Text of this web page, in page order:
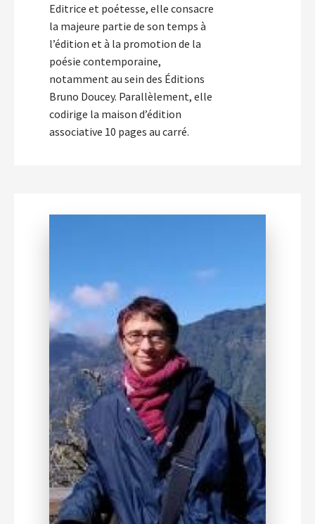
Editrice et poétesse, elle consacre
la majeure partie de son temps à
l’édition et à la promotion de la
poésie contemporaine,
notamment au sein des Éditions
Bruno Doucey. Parallèlement, elle
codirige la maison d’édition
associative 10 pages au carré.